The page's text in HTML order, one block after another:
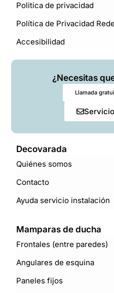
Politica de privacidad
Política de Privacidad
Accesibilidad
¿Necesitas
Llamada
Decovarada
Quiénes somos
Contacto
Ayuda servicio instalación
Mamparas de ducha
Frontales (entre paredes)
Angulares de esquina
Paneles fijos